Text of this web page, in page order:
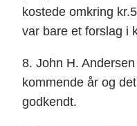
kostede omkring
var bare et forslag i
8. John H.
kommende år og
godkendt.